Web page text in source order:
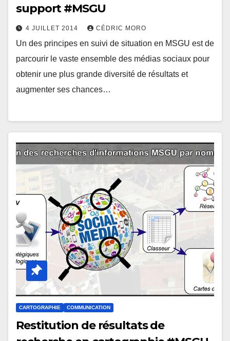
support #MSGU
4 JUILLET 2014 CÉDRIC MORO
Un des principes en suivi de situation en MSGU est de
parcourir le vaste ensemble des médias sociaux pour
obtenir une plus grande diversité de résultats et
augmenter ses chances…
CARTOGRAPHIE COMMUNICATION
Restitution de résultats de